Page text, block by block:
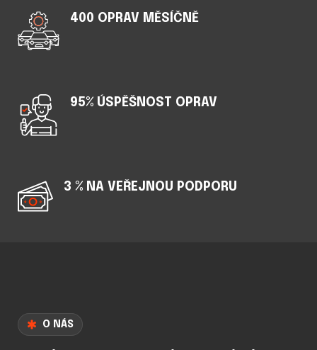
400 OPRAV MĚSÍČNĚ
95% ÚSPĚŠNOST OPRAV
3 % NA VEŘEJNOU PODPORU
O NÁS